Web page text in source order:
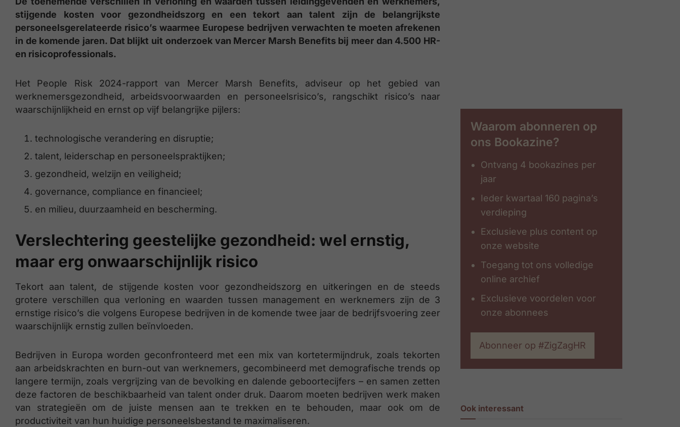
stijgende kosten voor gezondheidszorg en een tekort aan talent zijn de belangrijkste
personeelsgerelateerde risico’s waarmee Europese bedrijven verwachten te moeten afrekenen
in de komende jaren. Dat blijkt uit onderzoek van Mercer Marsh Benefits bij meer dan 4.500 HR-
en risicoprofessionals.
Het People Risk 2024-rapport van Mercer Marsh Benefits, adviseur op het gebied van
werknemersgezondheid, arbeidsvoorwaarden en personeelsrisico’s, rangschikt risico’s naar
waarschijnlijkheid en ernst op vijf belangrijke pijlers:
technologische verandering en disruptie;
talent, leiderschap en personeelspraktijken;
gezondheid, welzijn en veiligheid;
governance, compliance en financieel;
en milieu, duurzaamheid en bescherming.
Verslechtering geestelijke gezondheid: wel ernstig,
maar erg onwaarschijnlijk risico
Tekort aan talent, de stijgende kosten voor gezondheidszorg en uitkeringen en de steeds
grotere verschillen qua verloning en waarden tussen management en werknemers zijn de 3
ernstige risico’s die volgens Europese bedrijven in de komende twee jaar de bedrijfsvoering zeer
waarschijnlijk ernstig zullen beïnvloeden.
Bedrijven in Europa worden geconfronteerd met een mix van kortetermijndruk, zoals tekorten
aan arbeidskrachten en burn-out van werknemers, gecombineerd met demografische trends op
langere termijn, zoals vergrijzing van de bevolking en dalende geboortecijfers – en samen zetten
deze factoren de beschikbaarheid van talent onder druk. Daarom moeten bedrijven werk maken
van strategieën om de juiste mensen aan te trekken en te behouden, maar ook om de
productiviteit van hun huidige personeelsbestand te maximaliseren.
Waarom abonneren op
ons Bookazine?
Ontvang 4 bookazines per
jaar
Ieder kwartaal 160 pagina’s
verdieping
Exclusieve plus content op
onze website
Toegang tot ons volledige
online archief
Exclusieve voordelen voor
onze abonnees
Abonneer op #ZigZagHR
Ook interessant